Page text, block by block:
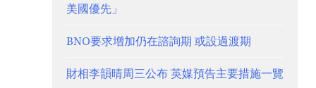
美國優先」
BNO要求增加仍在諮詢期 或設過渡期
財相李韻晴周三公布 英媒預告主要措施一覽